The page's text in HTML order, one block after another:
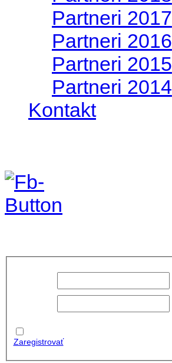
Partneri 2017
Partneri 2016
Partneri 2015
Partneri 2014
Kontakt
Používateľské
Zaregistrovať